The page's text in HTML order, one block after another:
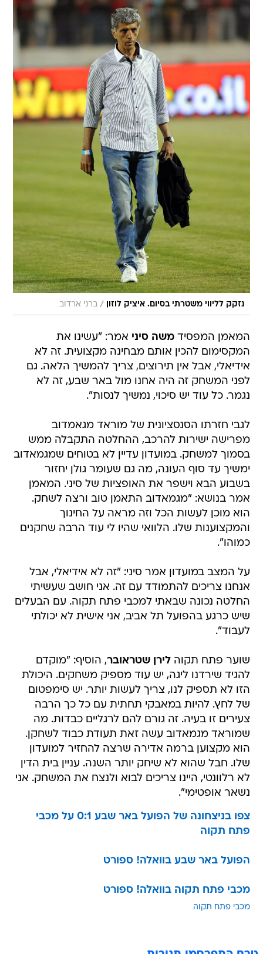
נזקק לליווי משטרתי בסיום. איציק לוזון / ברני ארדוב
המאמן המפסידמשה סיני אמר: "עשינו את
המקסימום להכין אותם מבחינה מקצועית. זה לא
אידיאלי, אבל אין תירוצים, צריך להמשיך הלאה. גם
לפני המשחק זה היה אחנו מול באר שבע, זה לא
נגמר. כל עוד יש סיכוי, נמשיך לנסות".
לגבי חזרתו הסנסציונית של מוראד מגאמדוב
מפרישה ישירות להרכב, ההחלטה התקבלה ממש
בסמוך למשחק. במועדון עדיין לא בטוחים שמגמאדוב
ימשיך עד סוף העונה, מה גם שעומר גולן יחזור
בשבוע הבא וישפר את האופציות של סיני. המאמן
אמר בנושא: "מגמאדוב התאמן טוב ורצה לשחק.
הוא מוכן לעשות הכל וזה מראה על החינוך
והמקצוענות שלו. הלוואי שהיו לי עוד הרבה שחקנים
כמוהו".
על המצב במועדון אמר סיני: "זה לא אידיאלי, אבל
אנחנו צריכים להתמודד עם זה. אני חושב שעשיתי
החלטה נכונה שבאתי למכבי פתח תקוה. עם הבעלים
שיש כרגע בהפועל תל אביב, אני אישית לא יכולתי
לעבוד".
שוער פתח תקוהלירן שטראובר, הוסיף: "מוקדם
להגיד שירדנו ליגה, יש עוד מספיק משחקים. היכולת
הזו לא תספיק לנו, צריך לעשות יותר. יש סימפטום
של לחץ. להיות במאבקי תחתית עם כל כך הרבה
צעירים זו בעיה. זה גורם להם לרגליים כבדות. מה
שמוראד מגמאדוב עשה זאת תעודת כבוד לשחקן.
הוא מקצוען ברמה אדירה שרצה להחזיר למועדון
שלו. חבל שהוא לא שיחק יותר השנה. עניין בית הדין
לא רלוונטי, היינו צריכים לבוא ולנצח את המשחק. אני
נשאר אופטימי".
צפו בניצחונה של הפועל באר שבע 0:1 על מכבי
פתח תקוה
הפועל באר שבע בוואלה! ספורט
מכבי פתח תקוה בוואלה! ספורט
מכבי פתח תקוה